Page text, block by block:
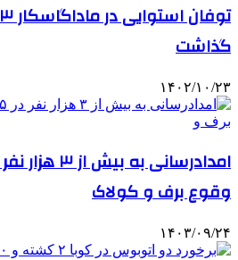
گذاشت
۱۴۰۲/۱۰/۲۳
وقوع برف و کولاک
۱۴۰۳/۰۹/۲۴